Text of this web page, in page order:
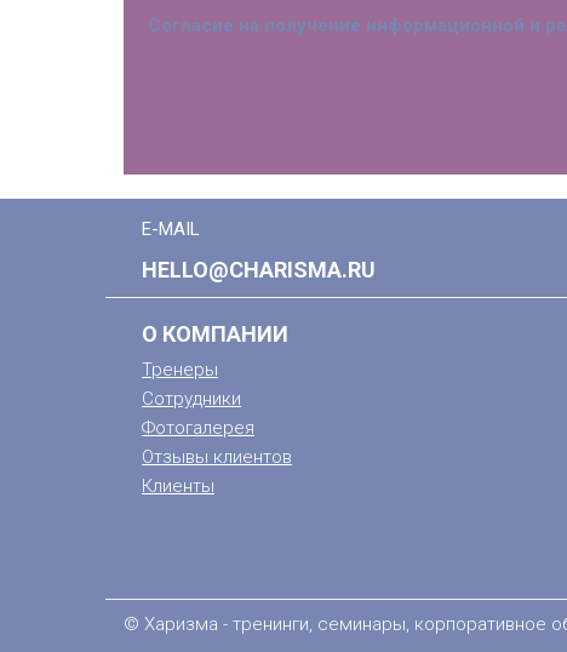
Согласие на получение информационной и
E-MAIL
HELLO@CHARISMA.RU
О КОМПАНИИ
Тренеры
Сотрудники
Фотогалерея
Отзывы клиентов
Клиенты
© Харизма - тренинги, семинары, корпоративное